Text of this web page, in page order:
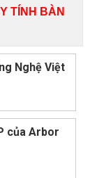
TÍNH BÀN
Nghệ Việt
của Arbor